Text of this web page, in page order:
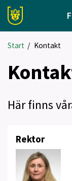
Start / Kontakt
Här finns
Rektor